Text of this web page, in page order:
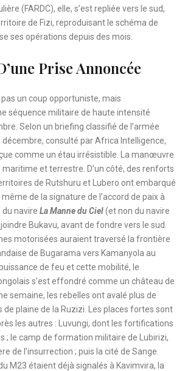
(FARDC), elle, s’est repliée vers le sud,
de Fizi, reproduisant le schéma de
ses opérations depuis des mois.
Prise Annoncée
pas un coup opportuniste, mais
séquence militaire de haute intensité
Selon un briefing classifié de l’armée
consulté par Africa Intelligence,
comme un étau irrésistible. La manœuvre
et terrestre. D’un côté, des renforts
de Rutshuru et Lubero ont embarqué
de la signature de l’accord de paix à
navire La Manne du Ciel(et non du navire
Bukavu, avant de fondre vers le sud.
motorisées auraient traversé la frontière
de Bugarama vers Kamanyola au
de feu et cette mobilité, le
s’est effondré comme un château de
semaine, les rebelles ont avalé plus de
plaine de la Ruzizi. Les places fortes sont
les autres : Luvungi, dont les fortifications
; le camp de formation militaire de Lubirizi,
de l’insurrection ; puis la cité de Sange.
M23 étaient déjà signalés à Kavimvira, la